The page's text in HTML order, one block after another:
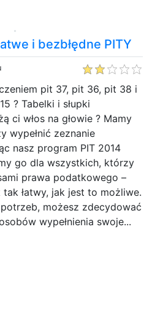
i bezbłędne PITY
pit 37, pit 36, pit 38 i
? Tabelki i słupki
ci włos na głowie ? Mamy
wypełnić zeznanie
nasz program PIT 2014
go dla wszystkich, którzy
prawa podatkowego –
łatwy, jak jest to możliwe.
możesz zdecydować
wypełnienia swoje...